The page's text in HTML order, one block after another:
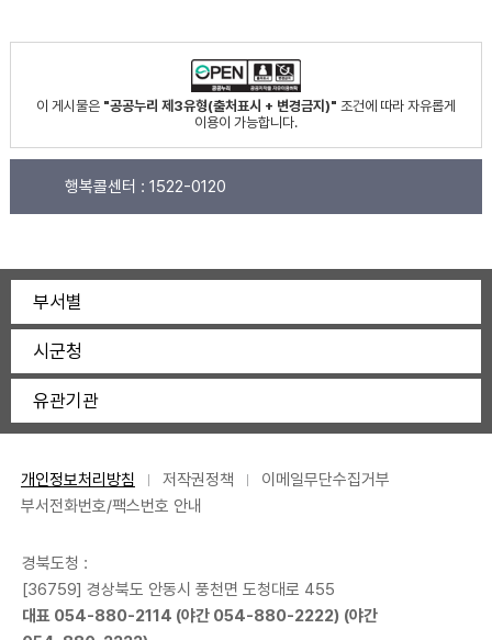
이 게시물은 "공공누리 제3유형(출처표시 + 변경금지)" 조건에 따라 자유롭게
이용이 가능합니다.
행복콜센터 : 1522-0120
부서별
시군청
유관기관
개인정보처리방침 저작권정책
이메일무단수집거부
부서전화번호/팩스번호 안내
경북도청 :
[36759] 경상북도 안동시 풍천면 도청대로 455
대표 054-880-2114 (야간 054-880-2222) (야간